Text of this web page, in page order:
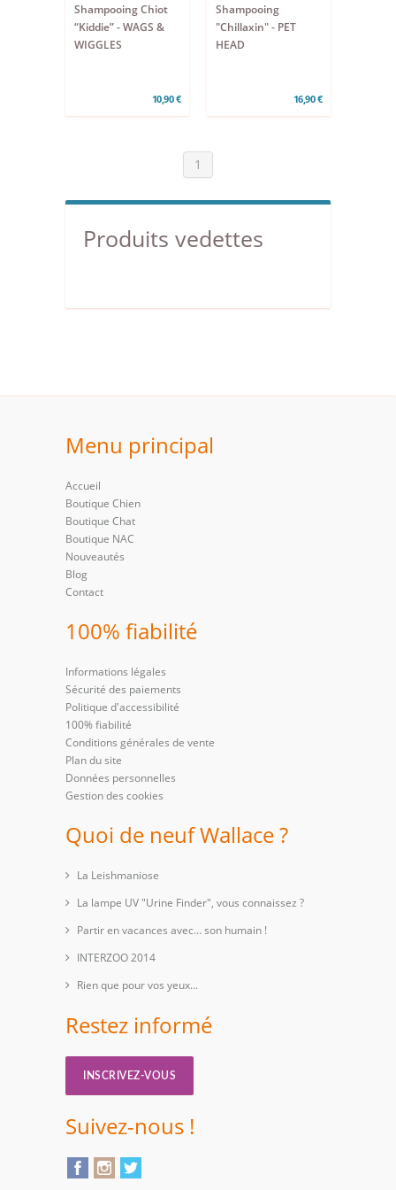
Shampooing Chiot
“Kiddie” - WAGS &
WIGGLES
10,90 €
Shampooing
"Chillaxin" - PET
HEAD
16,90 €
1
Produits vedettes
Menu principal
Accueil
Boutique Chien
Boutique Chat
Boutique NAC
Nouveautés
Blog
Contact
100% fiabilité
Informations légales
Sécurité des paiements
Politique d'accessibilité
100% fiabilité
Conditions générales de vente
Plan du site
Données personnelles
Gestion des cookies
Quoi de neuf Wallace ?
La Leishmaniose
La lampe UV "Urine Finder", vous connaissez ?
Partir en vacances avec… son humain !
INTERZOO 2014
Rien que pour vos yeux...
Restez informé
INSCRIVEZ-VOUS
Suivez-nous !